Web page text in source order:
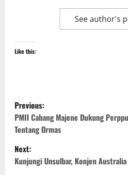
See author's
Like this:
P
o
s
t
Previous:
PMII Cabang Majene Dukung
Tentang Ormas
Next:
Kunjungi Unsulbar, Konjen Australia